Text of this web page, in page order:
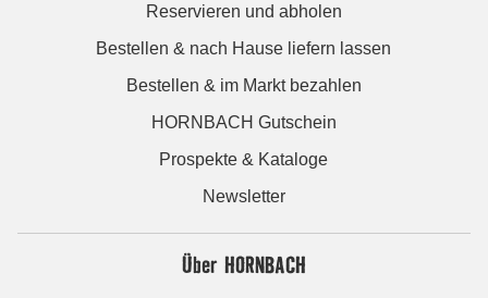
Reservieren und abholen
Bestellen & nach Hause liefern lassen
Bestellen & im Markt bezahlen
HORNBACH Gutschein
Prospekte & Kataloge
Newsletter
Über HORNBACH